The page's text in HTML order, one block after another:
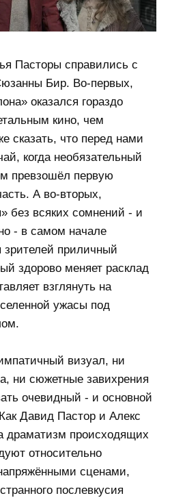
Пасторы справились с
Бир. Во-первых,
оказался гораздо
кино, чем
сказать, что перед нами
когда необязательный
превзошёл первую
А во-вторых,
без всяких сомнений - и
- в самом начале
приличный
здорово меняет расклад
взглянуть на
ужасы под
визуал, ни
ни сюжетные завихрения
очевидный - и основной
Давид Пастор и Алекс
драматизм происходящих
относительно
сценами,
послевкусия